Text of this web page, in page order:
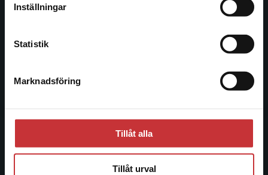
Inställningar
Statistik
Marknadsföring
Tillåt alla
Tillåt urval
Kundservice
046-31 21 00
Systemkrav